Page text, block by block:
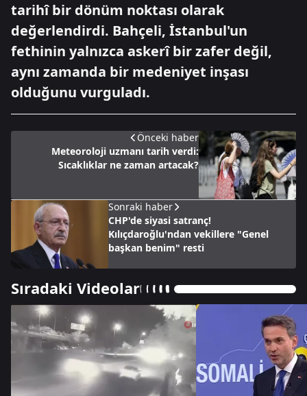
tarihî bir dönüm noktası olarak
değerlendirdi. Bahçeli, İstanbul'un
fethinin yalnızca askerî bir zafer değil,
aynı zamanda bir medeniyet inşası
olduğunu vurguladı.
Önceki haber
Meteoroloji uzmanı tarih verdi:
Sıcaklıklar ne zaman artacak?
Sonraki haber
CHP'de siyasi satranç!
Kılıçdaroğlu'ndan vekillere "Genel
başkan benim" resti
Sıradaki Videolar